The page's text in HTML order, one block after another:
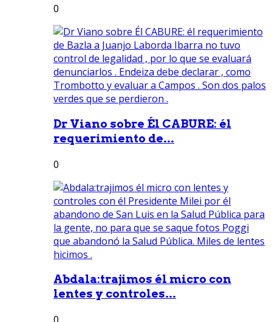
0
Dr Viano sobre Él CABURE: él
requerimiento de...
0
Abdala:trajimos él micro con
lentes y controles...